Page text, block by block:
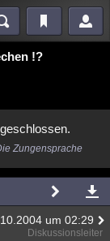
Kriminalfälle
Ufologie
!?
geschlossen.
Zungensprache
um 02:29
Diskussionsleiter